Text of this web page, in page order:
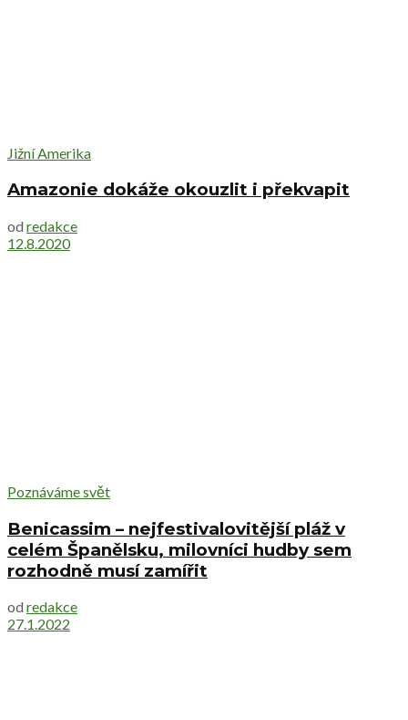
Jižní Amerika
Amazonie dokáže okouzlit i překvapit
od redakce
12.8.2020
Poznáváme svět
Benicassim – nejfestivalovitější pláž v
celém Španělsku, milovníci hudby sem
rozhodně musí zamířit
od redakce
27.1.2022